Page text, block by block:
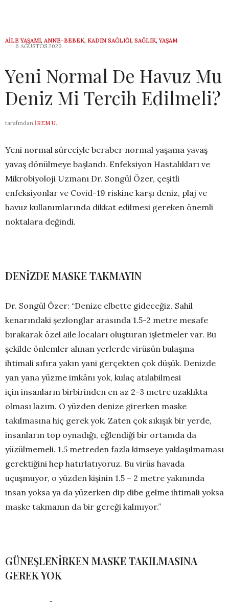
AILE YAŞAMI, ANNE-BEBEK, KADIN SAĞLIĞI, SAĞLIK, YAŞAM
6 AĞUSTOS 2020
Yeni Normal De Havuz Mu
Deniz Mi Tercih Edilmeli?
tarafından İREM U.
Yeni normal süreciyle beraber normal yaşama yavaş
yavaş dönülmeye başlandı. Enfeksiyon Hastalıkları ve
Mikrobiyoloji Uzmanı Dr. Songül Özer, çeşitli
enfeksiyonlar ve Covid-19 riskine karşı deniz, plaj ve
havuz kullanımlarında dikkat edilmesi gereken önemli
noktalara değindi.
DENİZDE MASKE TAKMAYIN
Dr. Songül Özer: “Denize elbette gideceğiz. Sahil
kenarındaki şezlonglar arasında 1.5-2 metre mesafe
bırakarak özel aile locaları oluşturan işletmeler var. Bu
şekilde önlemler alınan yerlerde virüsün bulaşma
ihtimali sıfıra yakın yani gerçekten çok düşük. Denizde
yan yana yüzme imkânı yok, kulaç atılabilmesi
için insanların birbirinden en az 2-3 metre uzaklıkta
olması lazım. O yüzden denize girerken maske
takılmasına hiç gerek yok. Zaten çok sıkışık bir yerde,
insanların top oynadığı, eğlendiği bir ortamda da
yüzülmemeli. 1.5 metreden fazla kimseye yaklaşılmaması
gerektiğini hep hatırlatıyoruz. Bu virüs havada
uçuşmuyor, o yüzden kişinin 1.5 – 2 metre yakınında
insan yoksa ya da yüzerken dip dibe gelme ihtimali yoksa
maske takmanın da bir gereği kalmıyor.”
GÜNEŞLENİRKEN MASKE TAKILMASINA
GEREK YOK